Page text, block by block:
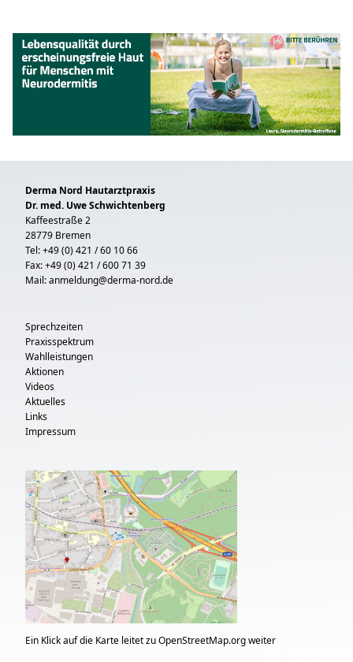
Derma Nord Hautarztpraxis
Dr. med. Uwe Schwichtenberg
Kaffeestraße 2
28779 Bremen
Tel: +49 (0) 421 / 60 10 66
Fax: +49 (0) 421 / 600 71 39
Mail:anmeldung@derma-nord.de
Sprechzeiten
Praxisspektrum
Wahlleistungen
Aktionen
Videos
Aktuelles
Links
Impressum
Ein Klick auf die Karte leitet zu OpenStreetMap.org weiter